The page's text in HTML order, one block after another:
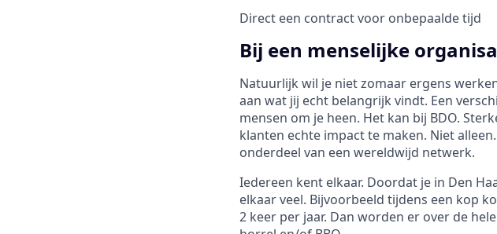
Direct een contract voor onbepaalde tijd
Bij een menselijke
Natuurlijk wil je niet zomaar ergens
aan wat jij echt belangrijk vindt. Een
mensen om je heen. Het kan bij BDO.
klanten echte impact te maken. Niet
onderdeel van een wereldwijd netwerk.
Iedereen kent elkaar. Doordat je in Den
elkaar veel. Bijvoorbeeld tijdens een kop
2 keer per jaar. Dan worden er over de